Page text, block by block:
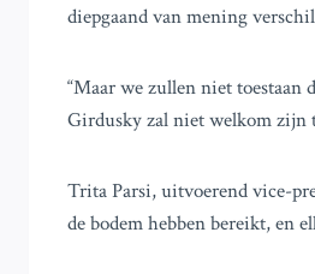
diepgaand van mening
“Maar we zullen niet toestaan
Girdusky zal niet welkom zijn
Trita Parsi, uitvoerend vice-
de bodem hebben bereikt, en